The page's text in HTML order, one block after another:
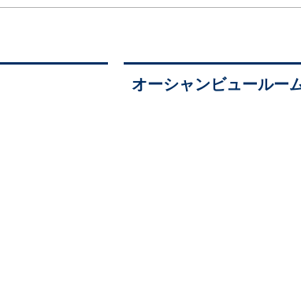
オーシャンビュールー